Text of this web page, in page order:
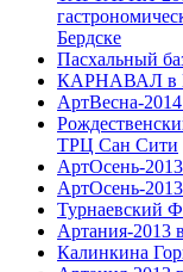
Бердске
Пасхальный
КАРНАВАЛ в
АртВесна-
ТРЦ Сан Сити
АртОсень-
АртОсень-
Турнаевский
Артания-2013
Калинкина